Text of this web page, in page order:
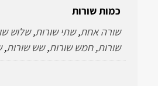
כמות שורות
שורה אחת,שתי שורות,שלוש
שורות,חמש שורות,שש שורות,